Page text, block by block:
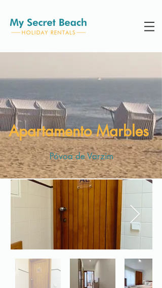
Apartamento Marbles
Póvoa de Varzim